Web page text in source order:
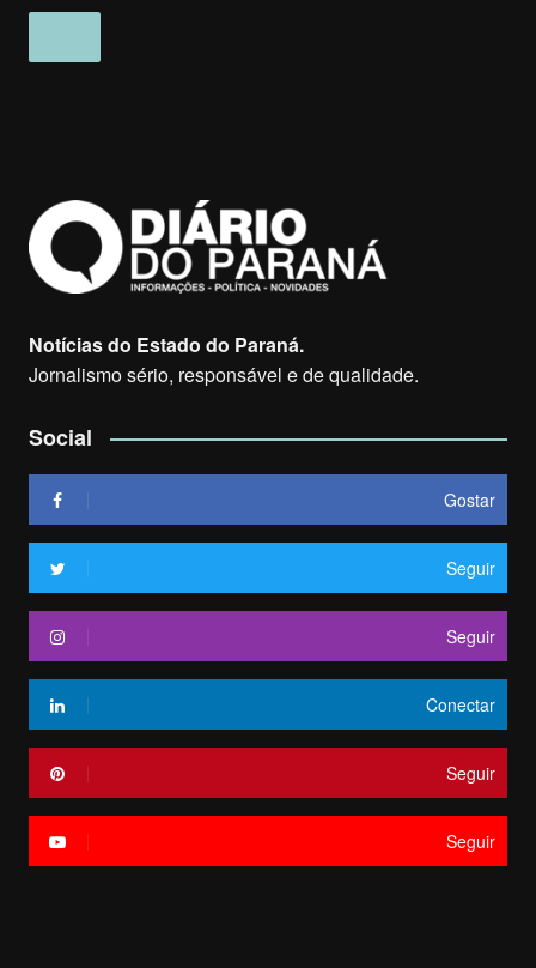
Notícias do Estado do Paraná.
Jornalismo sério, responsável e de qualidade.
Social
Gostar
Seguir
Seguir
Conectar
Seguir
Seguir